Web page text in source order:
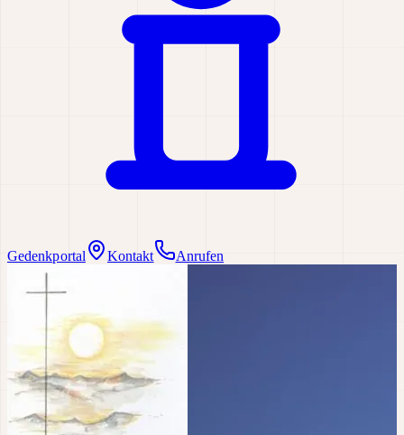
Gedenkportal Kontakt Anrufen